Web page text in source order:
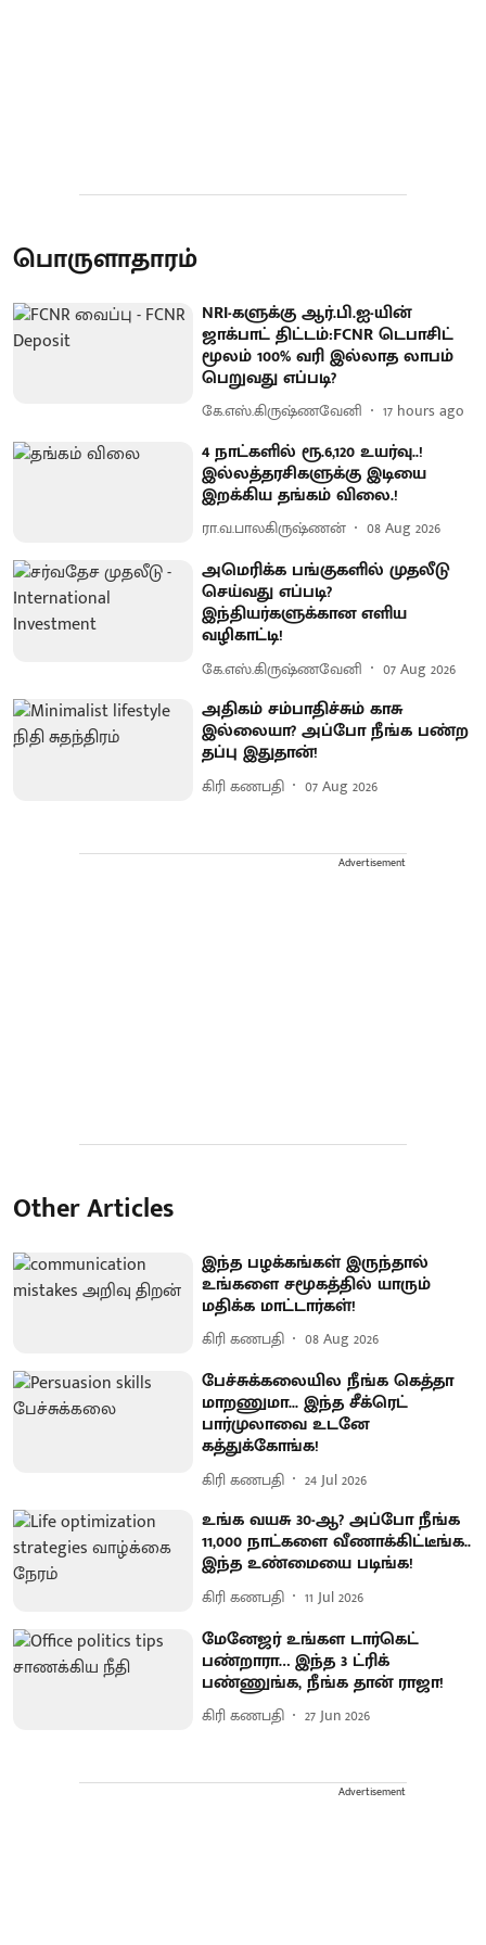
பொருளாதாரம்
NRI-களுக்கு ஆர்.பி.ஐ-யின்
ஜாக்பாட் திட்டம்:FCNR டெபாசிட்
மூலம் 100% வரி இல்லாத லாபம்
பெறுவது எப்படி?
கே.எஸ்.கிருஷ்ணவேனி 17 hours ago
4 நாட்களில் ரூ.6,120 உயர்வு..!
இல்லத்தரசிகளுக்கு இடியை
இறக்கிய தங்கம் விலை.!
ரா.வ.பாலகிருஷ்ணன் 08 Aug 2026
அமெரிக்க பங்குகளில் முதலீடு
செய்வது எப்படி?
இந்தியர்களுக்கான எளிய
வழிகாட்டி!
கே.எஸ்.கிருஷ்ணவேனி 07 Aug 2026
அதிகம் சம்பாதிச்சும் காசு
இல்லையா? அப்போ நீங்க பண்ற
தப்பு இதுதான்!
கிரி கணபதி 07 Aug 2026
Advertisement
Other Articles
இந்த பழக்கங்கள் இருந்தால்
உங்களை சமூகத்தில் யாரும்
மதிக்க மாட்டார்கள்!
கிரி கணபதி 08 Aug 2026
பேச்சுக்கலையில நீங்க கெத்தா
மாறணுமா... இந்த சீக்ரெட்
பார்முலாவை உடனே
கத்துக்கோங்க!
கிரி கணபதி 24 Jul 2026
உங்க வயசு 30-ஆ? அப்போ நீங்க
11,000 நாட்களை வீணாக்கிட்டீங்க..
இந்த உண்மையை படிங்க!
கிரி கணபதி 11 Jul 2026
மேனேஜர் உங்கள டார்கெட்
பண்றாரா… இந்த 3 ட்ரிக்
பண்ணுங்க, நீங்க தான் ராஜா!
கிரி கணபதி 27 Jun 2026
Advertisement